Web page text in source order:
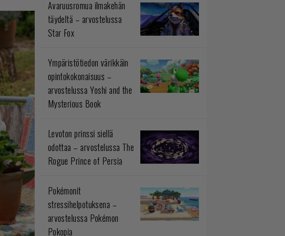
Avaruusromua ilmakehän
täydeltä – arvostelussa
Star Fox
Ympäristötiedon värikkäin
opintokokonaisuus –
arvostelussa Yoshi and the
Mysterious Book
Levoton prinssi siellä
odottaa – arvostelussa The
Rogue Prince of Persia
Pokémonit
stressihelpotuksena –
arvostelussa Pokémon
Pokopia